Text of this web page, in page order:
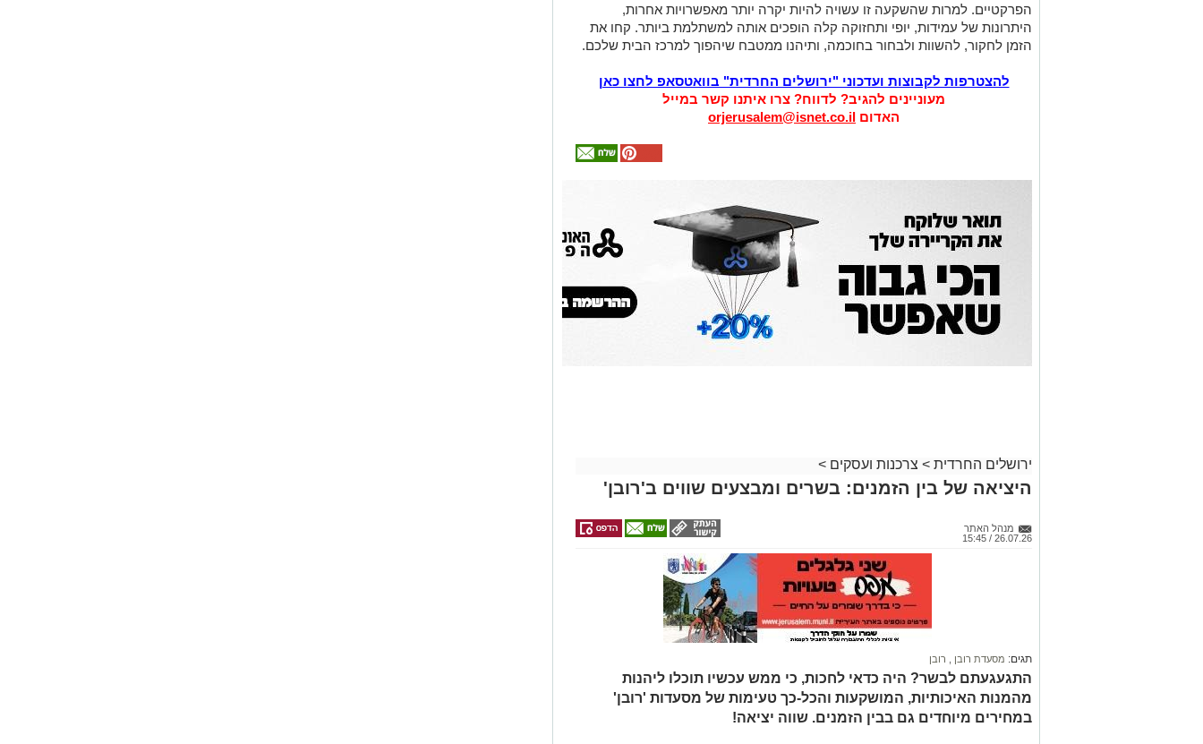
הפרקטיים. למרות שהשקעה זו עשויה להיות יקרה יותר מאפשרויות אחרות,
היתרונות של עמידות, יופי ותחזוקה קלה הופכים אותה למשתלמת ביותר. קחו את
הזמן לחקור, להשוות ולבחור בחוכמה, ותיהנו ממטבח שיהפוך למרכז הבית שלכם.
להצטרפות לקבוצות ועדכוני "ירושלים החרדית" בוואטסאפ לחצו כאן
מעוניינים להגיב? לדווח? צרו איתנו קשר במייל
האדום orjerusalem@isnet.co.il
גם
גלגלי
ירושלים החרדית > צרכנות ועסקים >
היציאה של בין הזמנים: בשרים ומבצעים שווים ב'רובן'
מנהל האתר
26.07.26 / 15:45
תגים: מסעדת רובן רובן
התגעגעתם לבשר? היה כדאי לחכות, כי ממש עכשיו תוכלו ליהנות
מהמנות האיכותיות, המושקעות והכל-כך טעימות של מסעדות 'רובן'
במחירים מיוחדים גם בבין הזמנים. שווה יציאה!